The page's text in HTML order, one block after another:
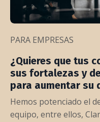
PARA EMPRESAS
¿Quieres que tus
sus fortalezas y
para aumentar su
Hemos potenciado el
equipo, entre ellos,